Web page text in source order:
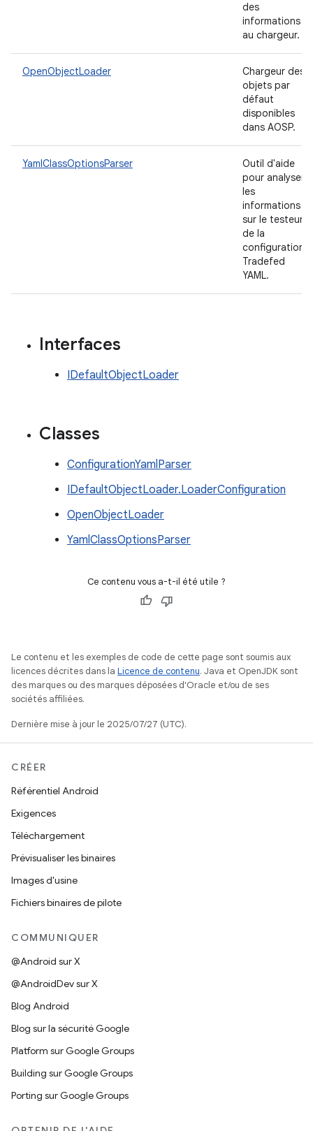
des
informations
au chargeur.
OpenObjectLoader
Chargeur des
objets par
défaut
disponibles
dans AOSP.
YamlClassOptionsParser
Outil d'aide
pour analyser
les
informations
sur le testeur
de la
configuration
Tradefed
YAML.
Interfaces
IDefaultObjectLoader
Classes
ConfigurationYamlParser
IDefaultObjectLoader.LoaderConfiguration
OpenObjectLoader
YamlClassOptionsParser
Ce contenu vous a-t-il été utile ?
Le contenu et les exemples de code de cette page sont soumis aux
licences décrites dans la Licence de contenu. Java et OpenJDK sont
des marques ou des marques déposées d'Oracle et/ou de ses
sociétés affiliées.
Dernière mise à jour le 2025/07/27 (UTC).
CRÉER
Référentiel Android
Exigences
Téléchargement
Prévisualiser les binaires
Images d'usine
Fichiers binaires de pilote
COMMUNIQUER
@Android sur X
@AndroidDev sur X
Blog Android
Blog sur la sécurité Google
Platform sur Google Groups
Building sur Google Groups
Porting sur Google Groups